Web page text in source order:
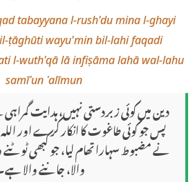
tabayyana l-rush'du mina l-ghayi
ṭāghūti wayu'min bil-lahi faqadi
l-wuth'qā lā infiṣāma lahā wal-lahu
samīʿun ʿalīmun
دین میں کوئی زبردستی نہیں، ہدایت
پس جو کوئی طاغوت کا انکار کرے اور
نے مضبوط سہارا تھام لیا، جو کبھی ٹوٹنے
والا، جاننے والا